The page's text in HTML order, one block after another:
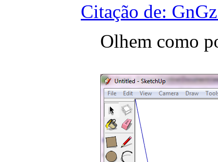
Citação de:
Olhem como